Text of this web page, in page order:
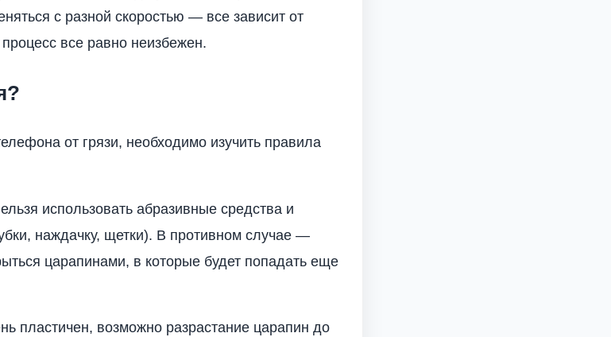
с разной скоростью — все зависит от
все равно неизбежен.
от грязи, необходимо изучить правила
использовать абразивные средства и
наждачку, щетки). В противном случае —
царапинами, в которые будет попадать еще
пластичен, возможно разрастание царапин до